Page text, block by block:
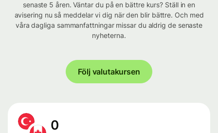
senaste 5 åren. Väntar du på en bättre kurs? Ställ in en
avisering nu så meddelar vi dig när den blir bättre. Och med
våra dagliga sammanfattningar missar du aldrig de senaste
nyheterna.
Följ valutakursen
0